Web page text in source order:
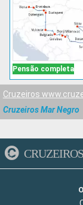
Pensão completa
Cruzeiros
Cruzeiros Mar Negro